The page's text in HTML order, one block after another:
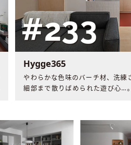
Hygge365
やわらかな色味のバーチ材、洗練
細部まで散りばめられた遊び心…